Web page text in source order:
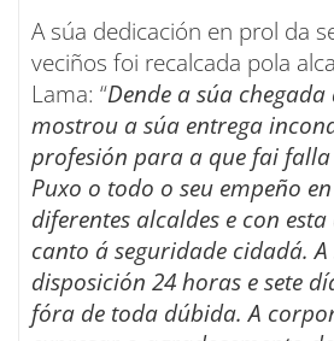
A súa dedicación en prol da
veciños foi recalcada pola
Lama: “Dende a súa chegada
mostrou a súa entrega
profesión para a que fai
Puxo o todo o seu empeño
diferentes alcaldes e con
canto á seguridade cidadá.
disposición 24 horas e sete
fóra de toda dúbida. A